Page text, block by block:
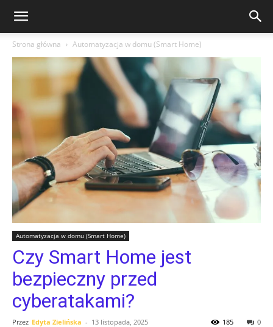
Strona główna Automatyzacja w domu (Smart Home)
Automatyzacja w domu (Smart Home)
Czy Smart Home jest
bezpieczny przed
cyberatakami?
Przez Edyta Zielińska - 13 listopada, 2025 0
185